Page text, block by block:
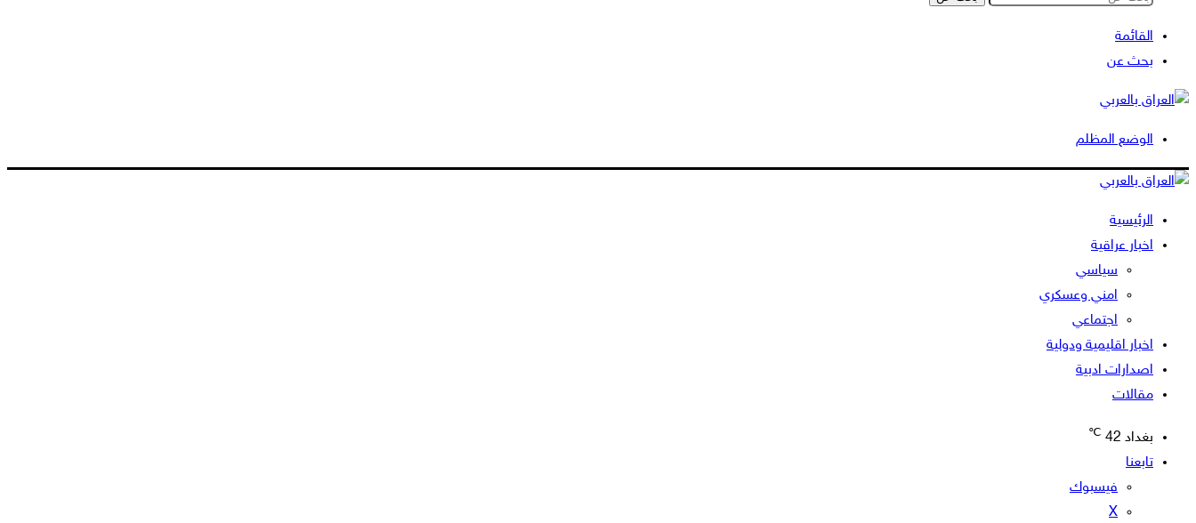
القائمة
بحث عن
الوضع المظلم
الرئيسية
اخبار عراقية
سياسي
امني وعسكري
اجتماعي
اخبار اقليمية ودولية
اصدارات ادبية
مقالات
بغداد 42
℃
تابعنا
فيسبوك
‫X